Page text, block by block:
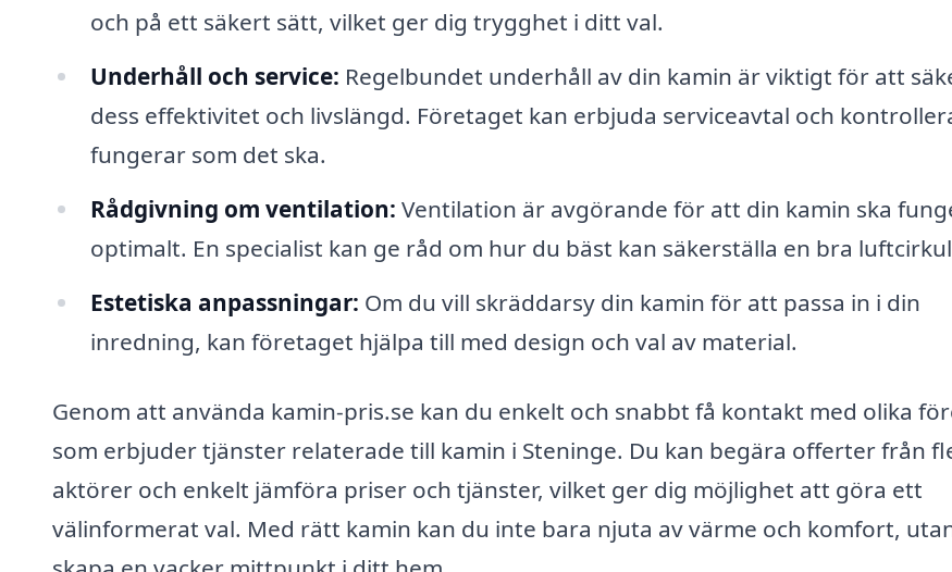
och på ett säkert sätt, vilket ger dig trygghet i ditt val.
Underhåll och service: Regelbundet underhåll av din kamin är viktigt för att
dess effektivitet och livslängd. Företaget kan erbjuda serviceavtal och
fungerar som det ska.
Rådgivning om ventilation: Ventilation är avgörande för att din kamin ska
optimalt. En specialist kan ge råd om hur du bäst kan säkerställa en bra
Estetiska anpassningar: Om du vill skräddarsy din kamin för att passa in i din
inredning, kan företaget hjälpa till med design och val av material.
Genom att använda kamin-pris.se kan du enkelt och snabbt få kontakt med olika
som erbjuder tjänster relaterade till kamin i Steninge. Du kan begära offerter från
aktörer och enkelt jämföra priser och tjänster, vilket ger dig möjlighet att göra ett
välinformerat val. Med rätt kamin kan du inte bara njuta av värme och komfort,